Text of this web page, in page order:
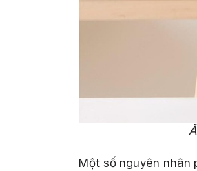
Một số nguyên nhân